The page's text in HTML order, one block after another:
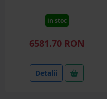
in stoc
6581.70 RON
Detalii